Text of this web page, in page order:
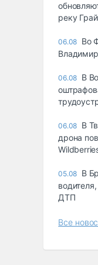
реку
06.08 Во
06.08 В
06.08 В
дрона
05.08 В
ДТП
Все